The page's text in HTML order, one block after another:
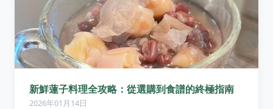
新鮮蓮子料理全攻略：從選購到食譜的終極指南
2026年01月14日